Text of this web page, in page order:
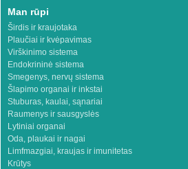
Man rūpi
Širdis ir kraujotaka
Plaučiai ir kvėpavimas
Virškinimo sistema
Endokrininė sistema
Smegenys, nervų sistema
Šlapimo organai ir inkstai
Stuburas, kaulai, sąnariai
Raumenys ir sausgyslės
Lytiniai organai
Oda, plaukai ir nagai
Limfmazgiai, kraujas ir imunitetas
Krūtys